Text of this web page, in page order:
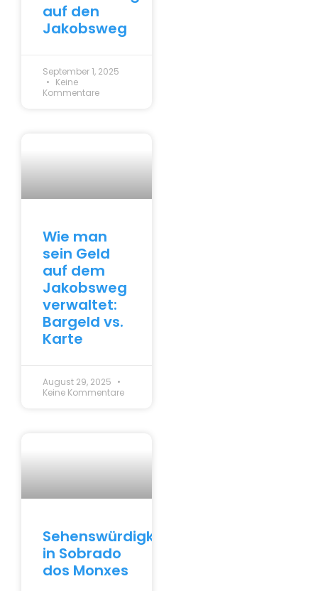
auf den
Jakobsweg
September 1, 2025
Keine
Kommentare
Wie man
sein Geld
auf dem
Jakobsweg
verwaltet:
Bargeld vs.
Karte
August 29, 2025
Keine Kommentare
Sehenswürdigkeiten
in Sobrado
dos Monxes